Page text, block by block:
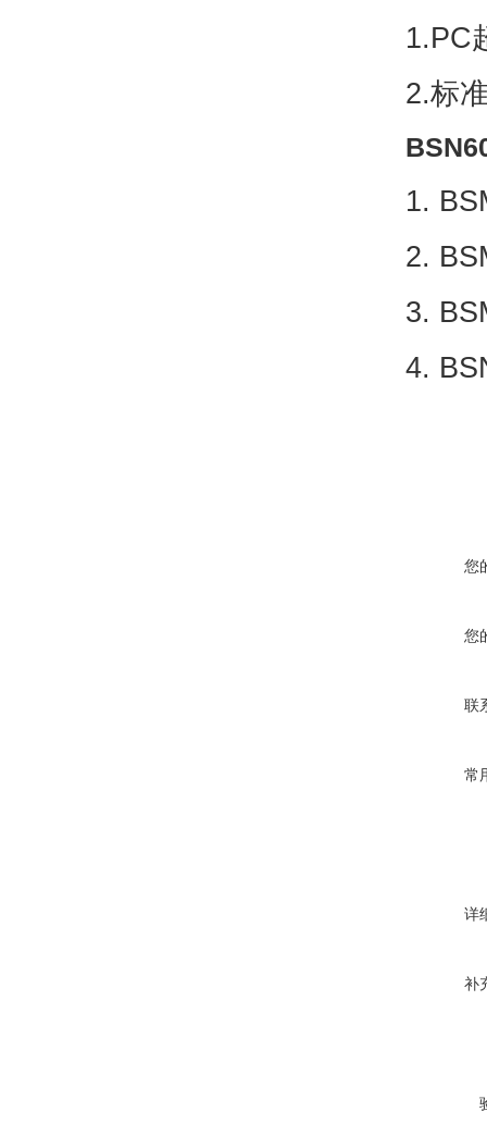
1.PC
2.标
1.
2.
3.
4.
您
您
联
常
详
补